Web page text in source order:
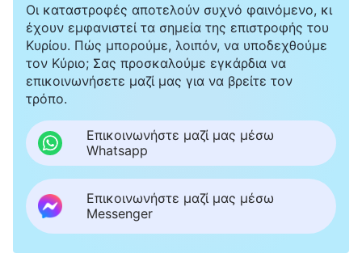
αισθάνονται περιορισμένοι. Όμως, δεν είχε την
ουσία ενός κακού ανθρώπου και δεν πληρούσε
τις προϋποθέσεις για αποβολή. Η Τσιν Κεν και η
Σία Γιου διαφώνησαν τότε με τη Λι Τζινγκ και
Τζινγκ δεν πληρούσε τα πρότυπα της
αποβολής. Σημείωσαν, επίσης, ότι η Τσανγκ
Τζινγκ είχε κατανοήσει κάπως τις
προηγούμενες παραβάσεις της μέσω
Οι καταστροφές αποτελούν συχνό φαινόμενο, κι
έχουν εμφανιστεί τα σημεία της επιστροφής του
Κυρίου. Πώς μπορούμε, λοιπόν, να υποδεχθούμε
τον Κύριο; Σας προσκαλούμε εγκάρδια να
επικοινωνήσετε μαζί μας για να βρείτε τον
τρόπο.
Επικοινωνήστε μαζί μας μέσω
Whatsapp
Επικοινωνήστε μαζί μας μέσω
Messenger